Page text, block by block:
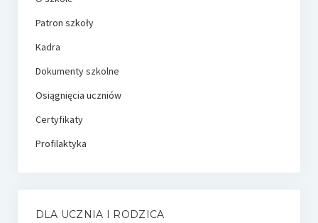
Patron szkoły
Kadra
Dokumenty szkolne
Osiągnięcia uczniów
Certyfikaty
Profilaktyka
DLA UCZNIA I RODZICA